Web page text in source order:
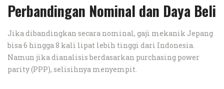
Perbandingan Nominal dan Daya Beli
Jika dibandingkan secara nominal, gaji mekanik Jepang
bisa 6 hingga 8 kali lipat lebih tinggi dari Indonesia.
Namun jika dianalisis berdasarkan purchasing power
parity (PPP), selisihnya menyempit.